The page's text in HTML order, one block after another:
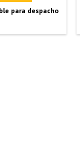
para despacho